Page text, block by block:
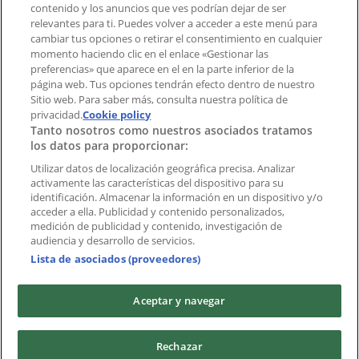
aplicación?
Índices
Marcas
Negocios
Negocios cercanos
Productos
Ciudades
Descargar la APP Tiendeo
Copyright © Tiendeo ® 2026 · Shopfully Marketing S.L.U. –
contenido y los anuncios que ves podrían dejar de ser
relevantes para ti. Puedes volver a acceder a este menú para
cambiar tus opciones o retirar el consentimiento en cualquier
momento haciendo clic en el enlace «Gestionar las
preferencias» que aparece en el en la parte inferior de la
página web. Tus opciones tendrán efecto dentro de nuestro
Sitio web. Para saber más, consulta nuestra política de
privacidad.Cookie policy
Tanto nosotros como nuestros asociados tratamos
los datos para proporcionar:
Utilizar datos de localización geográfica precisa. Analizar
activamente las características del dispositivo para su
identificación. Almacenar la información en un dispositivo y/o
acceder a ella. Publicidad y contenido personalizados,
medición de publicidad y contenido, investigación de
audiencia y desarrollo de servicios.
Lista de asociados (proveedores)
Aceptar y navegar
Rechazar